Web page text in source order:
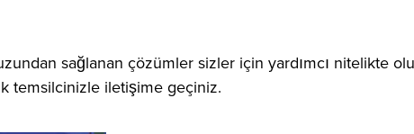
sağlanan çözümler sizler için yardımcı nitelikte
temsilcinizle iletişime geçiniz.